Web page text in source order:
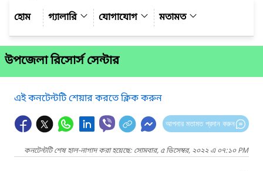
গ্যালারি
যোগাযোগ মতামত
উপজেলা রিসোর্স সেন্টার
এই কনটেন্টটি শেয়ার করতে ক্লিক করুন
আপনার মতামত প্রদান করুন
কনটেন্টটি শেষ হাল-নাগাদ করা হয়েছে: সোমবার, ৫ ডিসেম্বর, ২০২২ এ ০৭:১০ PM